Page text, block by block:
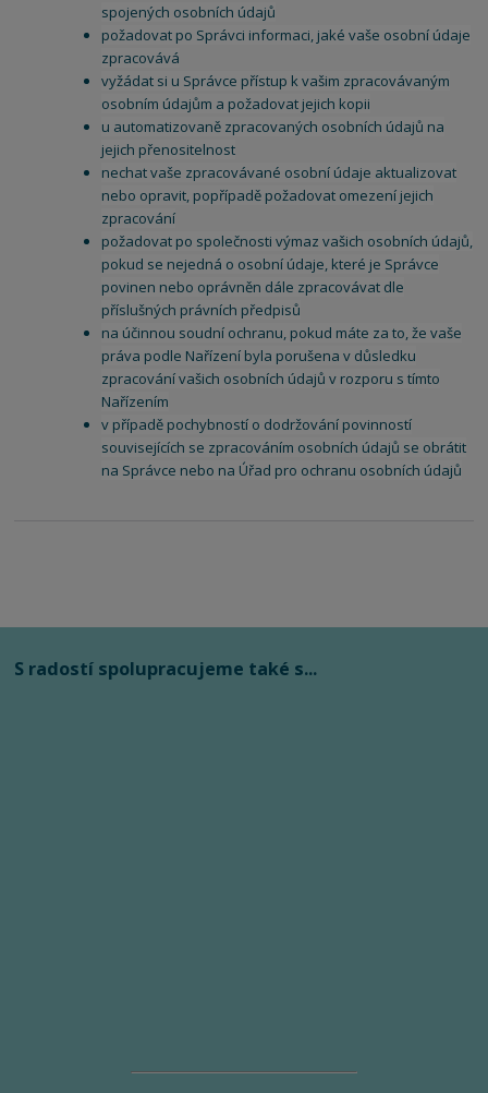
spojených osobních údajů
požadovat po Správci informaci, jaké vaše osobní údaje
zpracovává
vyžádat si u Správce přístup k vašim zpracovávaným
osobním údajům a požadovat jejich kopii
u automatizovaně zpracovaných osobních údajů na
jejich přenositelnost
nechat vaše zpracovávané osobní údaje aktualizovat
nebo opravit, popřípadě požadovat omezení jejich
zpracování
požadovat po společnosti výmaz vašich osobních údajů,
pokud se nejedná o osobní údaje, které je Správce
povinen nebo oprávněn dále zpracovávat dle
příslušných právních předpisů
na účinnou soudní ochranu, pokud máte za to, že vaše
práva podle Nařízení byla porušena v důsledku
zpracování vašich osobních údajů v rozporu s tímto
Nařízením
v případě pochybností o dodržování povinností
souvisejících se zpracováním osobních údajů se obrátit
na Správce nebo na Úřad pro ochranu osobních údajů
S radostí spolupracujeme také s...